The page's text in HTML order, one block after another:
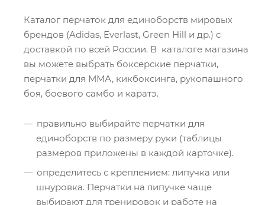
Каталог перчаток для единоборств мировых
брендов (Adidas, Everlast, Green Hill и др.) с
доставкой по всей России. В каталоге магазина
вы можете выбрать боксерские перчатки,
перчатки для ММА, кикбоксинга, рукопашного
боя, боевого самбо и каратэ.
правильно выбирайте перчатки для
единоборств по размеру руки (таблицы
размеров приложены в каждой карточке).
определитесь с креплением: липучка или
шнуровка. Перчатки на липучке чаще
выбирают для тренировок и работе на